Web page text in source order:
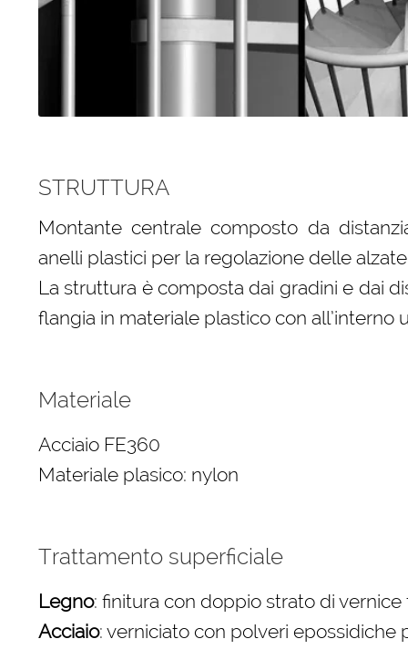
STRUTTURA
Montante centrale composto da
anelli plastici per la regolazione delle
La struttura è composta dai gradini e dai
flangia in materiale plastico con
Materiale
Acciaio FE360
Materiale plasico: nylon
Trattamento superficiale
Legno: finitura con doppio strato di
Acciaio: verniciato con polveri epossidiche